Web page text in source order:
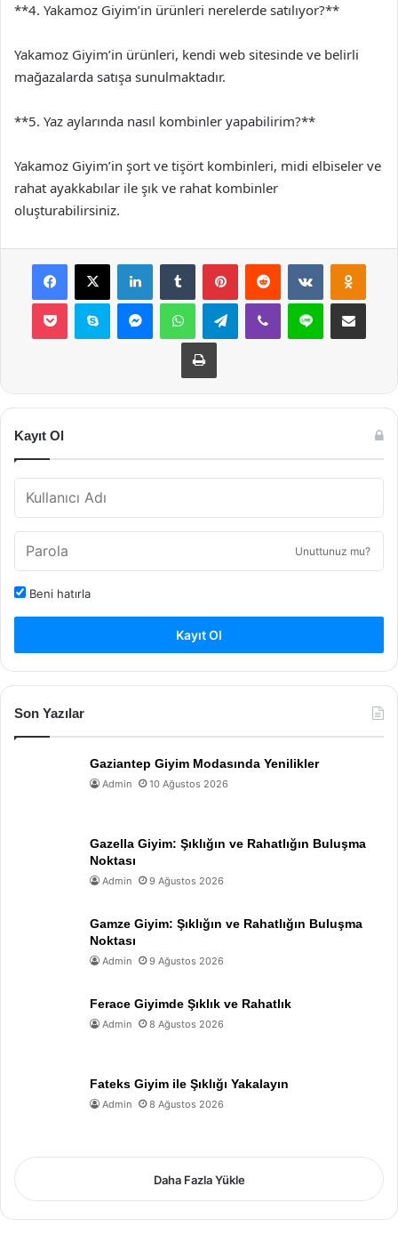
**4. Yakamoz Giyim’in ürünleri nerelerde satılıyor?**
Yakamoz Giyim’in ürünleri, kendi web sitesinde ve belirli
mağazalarda satışa sunulmaktadır.
**5. Yaz aylarında nasıl kombinler yapabilirim?**
Yakamoz Giyim’in şort ve tişört kombinleri, midi elbiseler ve
rahat ayakkabılar ile şık ve rahat kombinler
oluşturabilirsiniz.
Facebook
X LinkedInTumblr PinterestReddit VKontakte
Pocket Skype MessengerWhatsAppTelegramViber Line E-Posta ile
Yazdır
Kayıt Ol
Unuttunuz mu?
Beni hatırla
Kayıt Ol
Son Yazılar
Gaziantep Giyim Modasında Yenilikler
Admin 10 Ağustos 2026
Gazella Giyim: Şıklığın ve Rahatlığın Buluşma
Noktası
Admin 9 Ağustos 2026
Gamze Giyim: Şıklığın ve Rahatlığın Buluşma
Noktası
Admin 9 Ağustos 2026
Ferace Giyimde Şıklık ve Rahatlık
Admin 8 Ağustos 2026
Fateks Giyim ile Şıklığı Yakalayın
Admin 8 Ağustos 2026
Daha Fazla Yükle